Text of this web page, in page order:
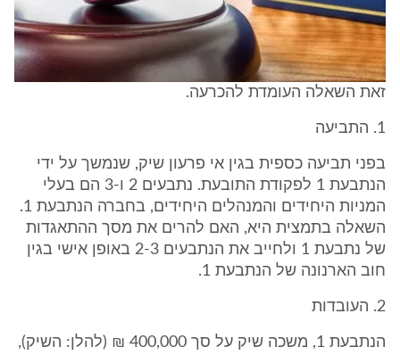
זאת השאלה העומדת להכרעה.
1. התביעה
בפני תביעה כספית בגין אי פרעון שיק, שנמשך על ידי
הנתבעת 1 לפקודת התובעת. נתבעים 2 ו-3 הם בעלי
המניות היחידים והמנהלים היחידים, בחברה הנתבעת 1.
השאלה בתמצית היא, האם להרים את מסך ההתאגדות
של נתבעת 1 ולחייב את הנתבעים 2-3 באופן אישי בגין
חוב הארנונה של הנתבעת 1.
2. העובדות
הנתבעת 1, משכה שיק על סך 400,000 ₪ (להלן: השיק),